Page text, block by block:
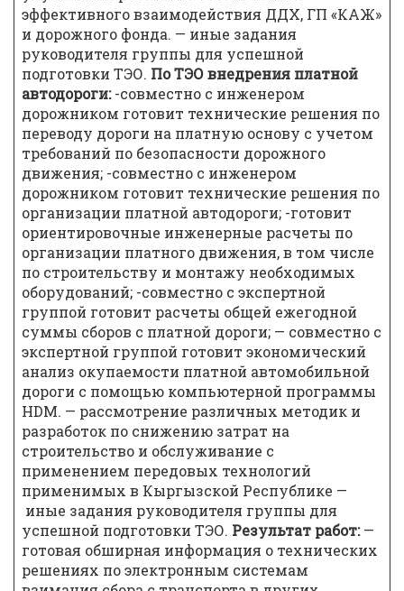
эффективного взаимодействия ДДХ, ГП «КАЖ»
и дорожного фонда. — иные задания
руководителя группы для успешной
подготовки ТЭО. По ТЭО внедрения платной
автодороги:-совместно с инженером
дорожником готовит технические решения по
переводу дороги на платную основу с учетом
требований по безопасности дорожного
движения; -совместно с инженером
дорожником готовит технические решения по
организации платной автодороги; -готовит
ориентировочные инженерные расчеты по
организации платного движения, в том числе
по строительству и монтажу необходимых
оборудований; -совместно с экспертной
группой готовит расчеты общей ежегодной
суммы сборов с платной дороги; — совместно с
экспертной группой готовит экономический
анализ окупаемости платной автомобильной
дороги с помощью компьютерной программы
HDM. — рассмотрение различных методик и
разработок по снижению затрат на
строительство и обслуживание с
применением передовых технологий
применимых в Кыргызской Республике —
иные задания руководителя группы для
успешной подготовки ТЭО. Результат работ:—
готовая обширная информация о технических
решениях по электронным системам